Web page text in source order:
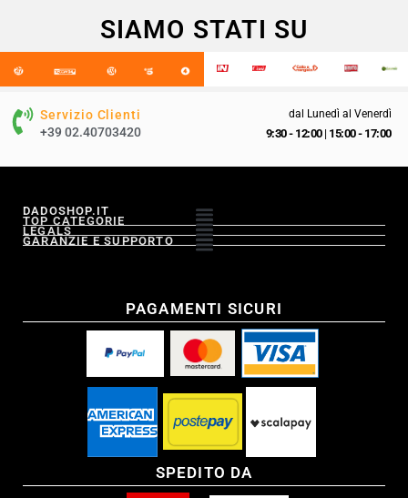
SIAMO STATI SU
Servizio Clienti
+39 02.40703420
dal Lunedì al Venerdì
9:30 - 12:00| 15:00 - 17:00
DADOSHOP.IT
TOP CATEGORIE
LEGALS
GARANZIE E SUPPORTO
PAGAMENTI SICURI
SPEDITO DA